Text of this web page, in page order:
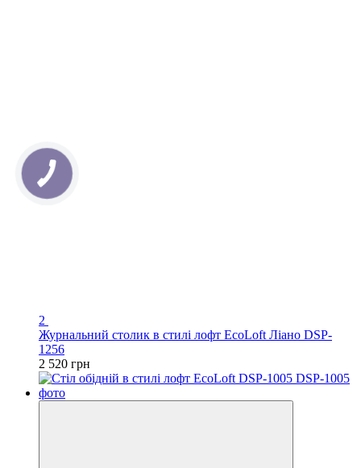
2
Журнальний столик в стилі лофт EcoLoft Ліано DSP-
1256
2 520 грн